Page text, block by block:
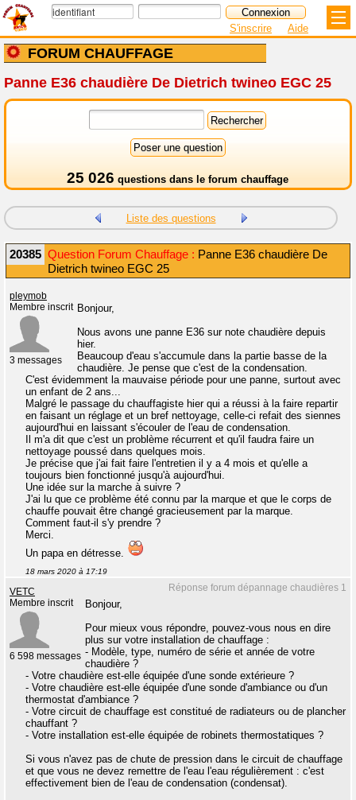
FORUM CHAUFFAGE
S'inscrire Aide
Panne E36 chaudière De Dietrich twineo EGC 25
25 026 questions dans le forum chauffage
Liste des questions
20385 Question Forum Chauffage : Panne E36 chaudière De
Dietrich twineo EGC 25
pleymob
Membre inscrit
3 messages
Bonjour,
Nous avons une panne E36 sur note chaudière depuis
hier.
Beaucoup d'eau s'accumule dans la partie basse de la
chaudière. Je pense que c'est de la condensation.
C'est évidemment la mauvaise période pour une panne, surtout avec
un enfant de 2 ans...
Malgré le passage du chauffagiste hier qui a réussi à la faire repartir
en faisant un réglage et un bref nettoyage, celle-ci refait des siennes
aujourd'hui en laissant s'écouler de l'eau de condensation.
Il m'a dit que c'est un problème récurrent et qu'il faudra faire un
nettoyage poussé dans quelques mois.
Je précise que j'ai fait faire l'entretien il y a 4 mois et qu'elle a
toujours bien fonctionné jusqu'à aujourd'hui.
Une idée sur la marche à suivre ?
J'ai lu que ce problème été connu par la marque et que le corps de
chauffe pouvait être changé gracieusement par la marque.
Comment faut-il s'y prendre ?
Merci.
Un papa en détresse.
18 mars 2020 à 17:19
Réponse forum dépannage chaudières 1
VETC
Membre inscrit
6 598 messages
Bonjour,
Pour mieux vous répondre, pouvez-vous nous en dire
plus sur votre installation de chauffage :
- Modèle, type, numéro de série et année de votre
chaudière ?
- Votre chaudière est-elle équipée d'une sonde extérieure ?
- Votre chaudière est-elle équipée d'une sonde d'ambiance ou d'un
thermostat d'ambiance ?
- Votre circuit de chauffage est constitué de radiateurs ou de plancher
chauffant ?
- Votre installation est-elle équipée de robinets thermostatiques ?
Si vous n'avez pas de chute de pression dans le circuit de chauffage
et que vous ne devez remettre de l'eau l'eau régulièrement : c'est
effectivement bien de l'eau de condensation (condensat).